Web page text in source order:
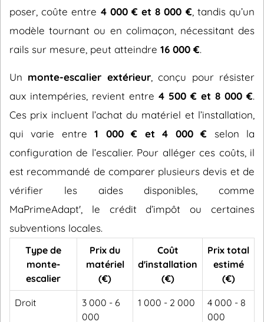
poser, coûte entre 4 000 € et 8 000 € , tandis qu’un
modèle tournant ou en colimaçon, nécessitant des
rails sur mesure, peut atteindre 16 000 €.
Un monte-escalier extérieur, conçu pour résister
aux intempéries, revient entre 4 500 € et 8 000 €.
Ces prix incluent l’achat du matériel et l’installation,
qui varie entre1 000 € et 4 000 € selon la
configuration de l’escalier. Pour alléger ces coûts, il
est recommandé de comparer plusieurs devis et de
vérifier les aides disponibles, comme
MaPrimeAdapt', le crédit d’impôt ou certaines
subventions locales.
Type de
monte-
escalier
Prix du
matériel
(€)
Coût
d'installation
(€)
Prix total
estimé
(€)
Droit
3 000 - 6
000
1 000 - 2 000
4 000 - 8
000